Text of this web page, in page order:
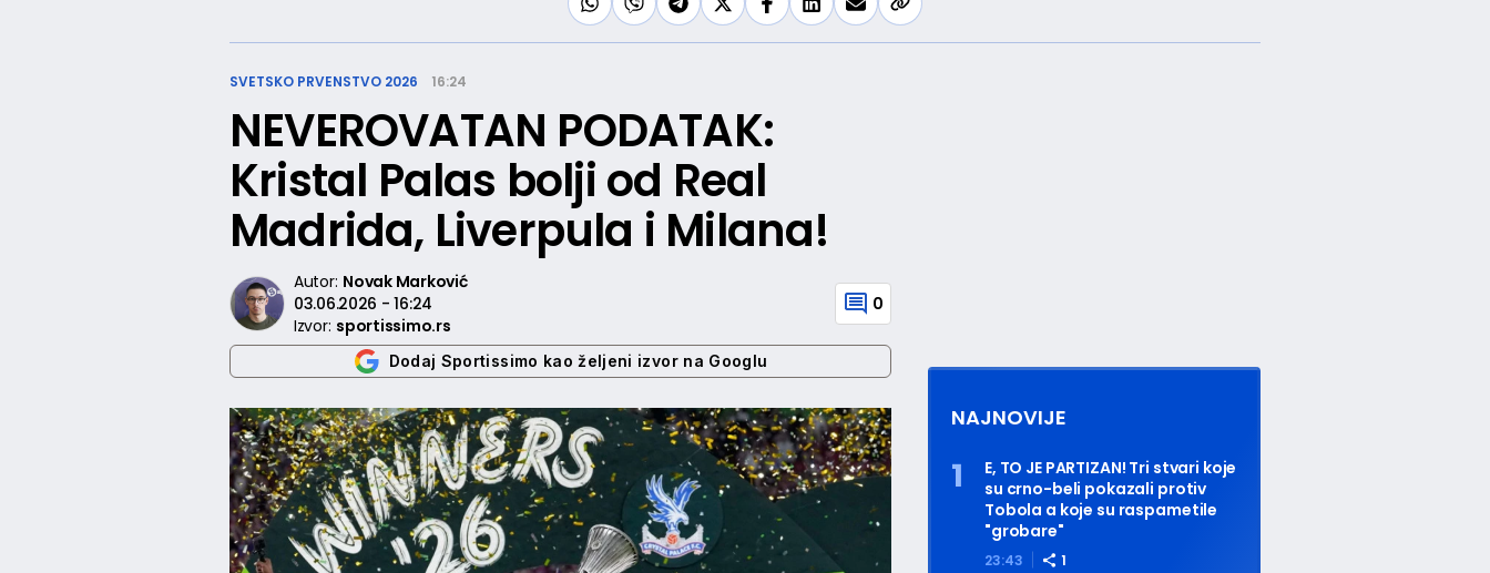
SVETSKO PRVENSTVO 2026 16:24
NEVEROVATAN PODATAK:
Kristal Palas bolji od Real
Madrida, Liverpula i Milana!
Autor: Novak Marković
03.06.2026 - 16:24
Izvor: sportissimo.rs
0
Dodaj Sportissimo kao željeni izvor na Googlu
NAJNOVIJE
23:43 1
E, TO JE PARTIZAN! Tri stvari koje
su crno-beli pokazali protiv
Tobola a koje su raspametile
"grobare"